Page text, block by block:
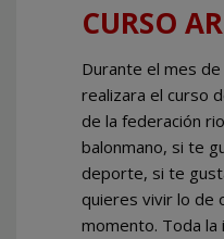
CURSO
Durante el mes
realizara el curso
de la federación
balonmano, si te
deporte, si te
quieres vivir lo de
momento. Toda la